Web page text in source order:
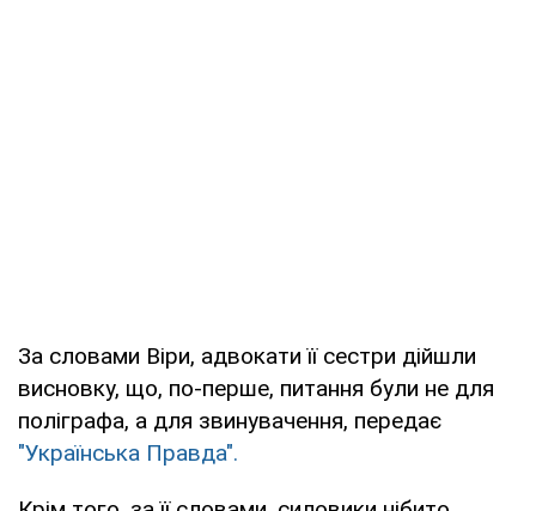
За словами Віри, адвокати її сестри дійшли
висновку, що, по-перше, питання були не для
поліграфа, а для звинувачення, передає
"Українська Правда".